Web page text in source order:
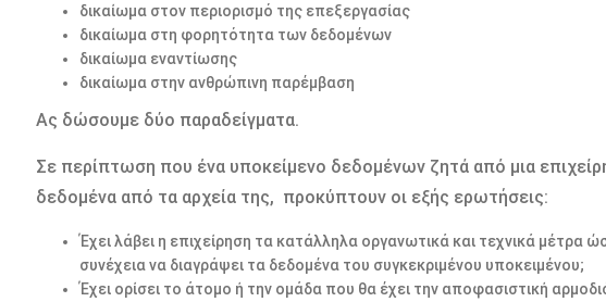
δικαίωμα στον περιορισμό της επεξεργασίας
δικαίωμα στη φορητότητα των δεδομένων
δικαίωμα εναντίωσης
δικαίωμα στην ανθρώπινη παρέμβαση
Ας δώσουμε δύο παραδείγματα.
Σε περίπτωση που ένα υποκείμενο δεδομένων ζητά από μια
δεδομένα από τα αρχεία της, προκύπτουν οι εξής ερωτήσεις:
Έχει λάβει η επιχείρηση τα κατάλληλα οργανωτικά και τεχνικά μέτρα
συνέχεια να διαγράψει τα δεδομένα του συγκεκριμένου υποκειμένου;
Έχει ορίσει το άτομο ή την ομάδα που θα έχει την αποφασιστική